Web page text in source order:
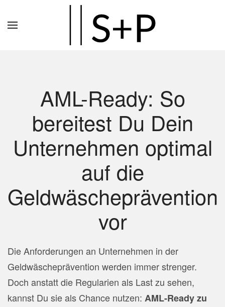
AML-Ready: So
bereitest Du Dein
Unternehmen optimal
auf die
Geldwäscheprävention
vor
Die Anforderungen an Unternehmen in der
Geldwäscheprävention werden immer strenger.
Doch anstatt die Regularien als Last zu sehen,
kannst Du sie als Chance nutzen: AML-Ready zu